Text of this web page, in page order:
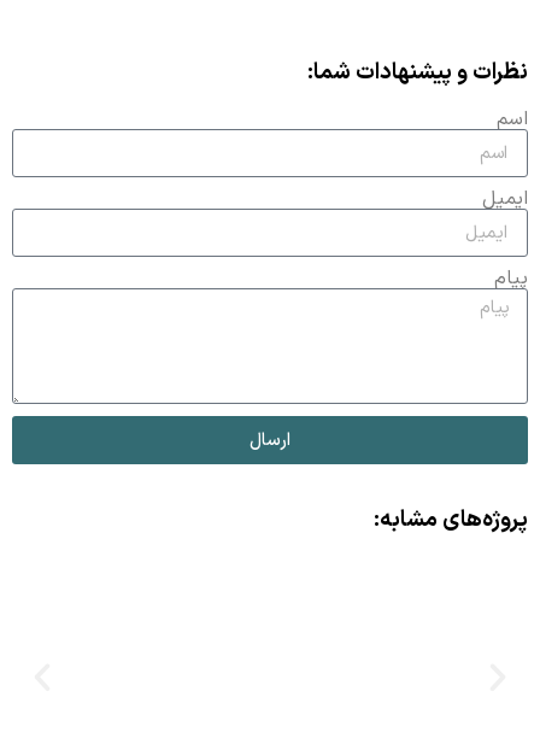
نظرات و پیشنهادات شما:
اسم
ایمیل
پیام
ارسال
پروژه‌های مشابه: